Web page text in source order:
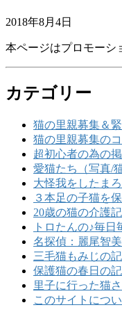
2018年8月4日
本ページはプロモーシ
カテゴリー
猫の里親募集＆
猫の里親募集の
超初心者の為の
愛猫たち（写真/
大怪我をしたま
３本足の子猫を
20歳の猫の介護
トロたんの♪毎
名探偵：麗尾智
三毛猫もみじの
保護猫の春日の
里子に行った猫
このサイトにつ